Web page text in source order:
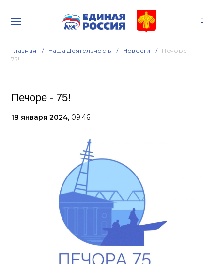
Главная Наша Деятельность Новости
Печоре -
75!
Печоре - 75!
18 января 2024, 09:46